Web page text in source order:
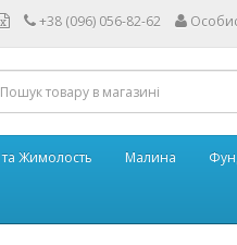
+38 (096) 056-82-62
Жимолость Малина